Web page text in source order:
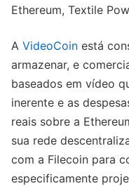
Ethereum, Textile
A VideoCoin está
armazenar, e
baseados em vídeo
inerente e as
reais sobre a
sua rede
com a Filecoin para
especificamente